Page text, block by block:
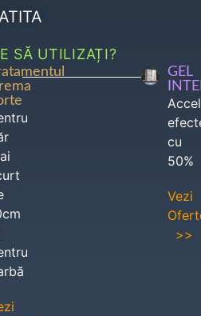
SĂ UTILIZAȚI?
GEL
cu
50%
Vezi
>>